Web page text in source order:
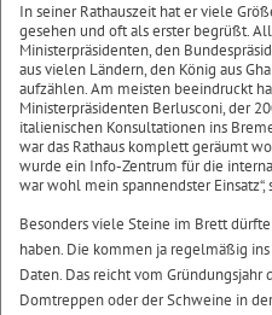
In seiner Rathauszeit hat er viele
gesehen und oft als erster begrüßt.
Ministerpräsidenten, den
aus vielen Ländern, den König aus
aufzählen. Am meisten beeindruckt
Ministerpräsidenten Berlusconi, der
italienischen Konsultationen ins
war das Rathaus komplett geräumt
wurde ein Info-Zentrum für die
war wohl mein spannendster
Besonders viele Steine im Brett
haben. Die kommen ja regelmäßig
Daten. Das reicht vom Gründungsjahr
Domtreppen oder der Schweine in